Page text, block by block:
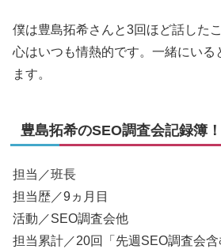
僕は豊島拓希さんと3回ほど話した
心はいつも情熱的です。一緒にいる
ます。
豊島拓希のSEO調査会記録簿
担当／班長
担当歴／9ヵ月目
活動／SEO調査会他
担当累計／20回「先週SEO調査会含